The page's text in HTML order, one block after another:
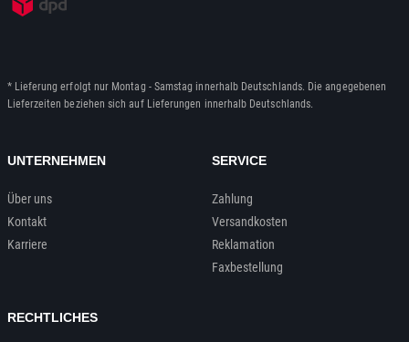
* Lieferung erfolgt nur Montag - Samstag innerhalb Deutschlands. Die angegebenen
Lieferzeiten beziehen sich auf Lieferungen innerhalb Deutschlands.
UNTERNEHMEN
Über uns
Kontakt
Karriere
SERVICE
Zahlung
Versandkosten
Reklamation
Faxbestellung
RECHTLICHES